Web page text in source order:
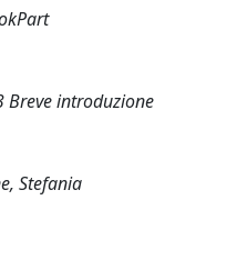
Breve introduzione
Stefania